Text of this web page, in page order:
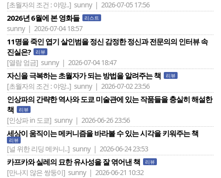
[초월자의 조건 : 야망..] sunny | 2026-07-05 17:56
2026년 6월에 본 영화들 리스트
sunny | 2026-07-04 18:57
11명을 죽인 엽기 살인범을 정신 감정한 정신과 전문의의 인터뷰 속
진실은?
리뷰
[열람 엄금] sunny | 2026-07-04 18:47
자신을 극복하는 초월자가 되는 방법을 알려주는 책 리뷰
[초월자의 조건 : 야망..] sunny | 2026-07-02 23:56
인상파의 간략한 역사와 도쿄 미술관에 있는 작품들을 충실히 해설한
책
리뷰
[인상파 in 도쿄] sunny | 2026-06-26 23:56
세상이 움직이는 메커니즘을 바라볼 수 있는 시각을 키워주는 책
리뷰
[널 위한 리딩 메커니..] sunny | 2026-06-24 23:53
카프카와 실레의 묘한 유사성을 잘 엮어낸 책 리뷰
[만나지 않은 쌍둥이] sunny | 2026-06-21 10:32